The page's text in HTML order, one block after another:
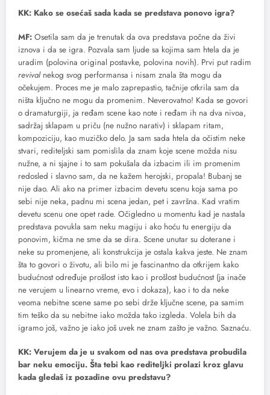
KK: Kako se osećaš sada kada se predstava ponovo igra?
MF: Osetila sam da je trenutak da ova predstava počne da živi
iznova i da se igra. Pozvala sam ljude sa kojima sam htela da je
uradim (polovina original postavke, polovina novih). Prvi put radim
revivalnekog svog performansa i nisam znala šta mogu da
očekujem. Proces me je malo zaprepastio, tačnije otkrila sam da
ništa ključno ne mogu da promenim. Neverovatno! Kada se govori
o dramaturgiji, ja ređam scene kao note i ređam ih na dva nivoa,
sadržaj sklapam u priču (ne nužno narativ) i sklapam ritam,
kompoziciju, kao muzičko delo. Ja sam sada htela da očistim neke
stvari, rediteljski sam pomislila da znam koje scene možda nisu
nužne, a ni sjajne i to sam pokušala da izbacim ili im promenim
redosled i slavno sam, da ne kažem herojski, propala! Bubanj se
nije dao. Ali ako na primer izbacim devetu scenu koja sama po
sebi nije neka, padnu mi scena jedan, pet i završna. Kad vratim
devetu scenu one opet rade. Očigledno u momentu kad je nastala
predstava povukla sam neku magiju i ako hoću tu energiju da
ponovim, kičma ne sme da se dira. Scene unutar su doterane i
neke su promenjene, ali konstrukcija je ostala kakva jeste. Ne znam
šta to govori o životu, ali bilo mi je fascinantno da otkrijem kako
budućnost određuje prošlost isto kao i prošlost budućnost (ja inače
ne verujem u linearno vreme, evo i dokaza), kao i to da neke
veoma nebitne scene same po sebi drže ključne scene, pa samim
tim teško da su nebitne iako možda tako izgleda. Volela bih da
igramo još, važno je iako još uvek ne znam zašto je važno. Saznaću.
KK: Verujem da je u svakom od nas ova predstava probudila
bar neku emociju. Šta tebi kao rediteljki prolazi kroz glavu
kada gledaš iz pozadine ovu predstavu?